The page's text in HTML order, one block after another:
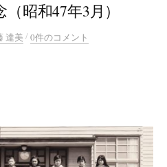
昭和47年3月）
達美 /0件のコメント